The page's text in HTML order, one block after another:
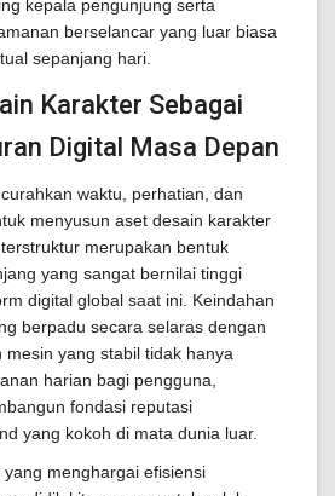
kepala pengunjung serta
berselancar yang luar biasa
sepanjang hari.
Karakter Sebagai
Digital Masa Depan
waktu, perhatian, dan
menyusun aset desain karakter
merupakan bentuk
yang sangat bernilai tinggi
digital global saat ini. Keindahan
berpadu secara selaras dengan
yang stabil tidak hanya
harian bagi pengguna,
fondasi reputasi
yang kokoh di mata dunia luar.
menghargai efisiensi